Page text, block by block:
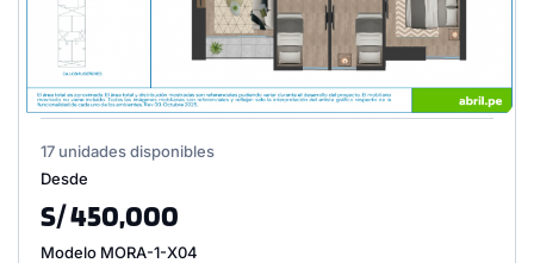
17 unidades disponibles
Desde
S/ 450,000
Modelo MORA-1-X04